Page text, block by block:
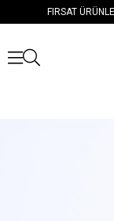
FIRSAT